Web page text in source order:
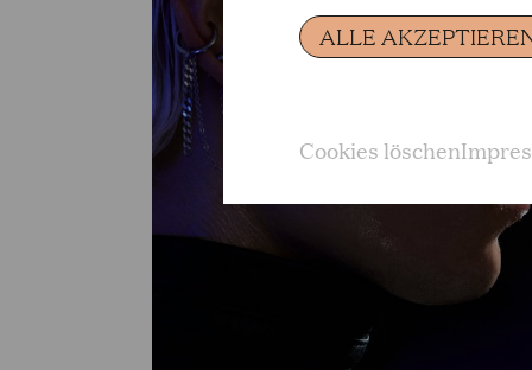
ALLE
Cookies löschen